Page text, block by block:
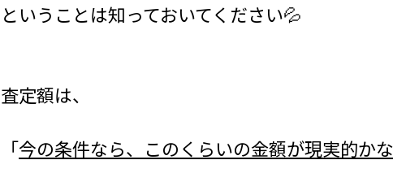
ということは知っておいてください💦
査定額は、
「今の条件なら、このくらいの金額が現実的かな